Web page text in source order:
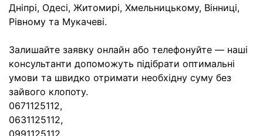
Дніпрі, Одесі, Житомирі, Хмельницькому, Вінниці,
Рівному та Мукачеві.
Залишайте заявку онлайн або телефонуйте — наші
консультанти допоможуть підібрати оптимальні
умови та швидко отримати необхідну суму без
зайвого клопоту.
0671125112,
0631125112,
0991125112